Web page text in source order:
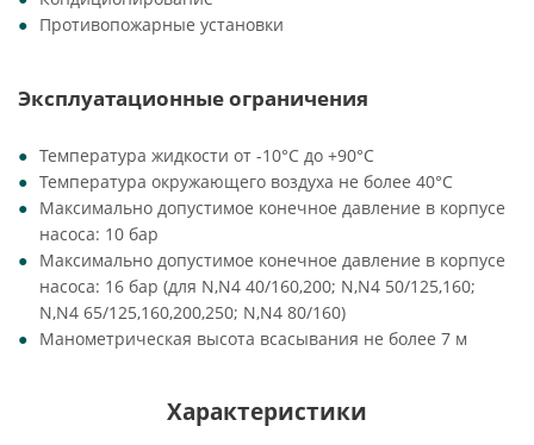
Противопожарные установки
Эксплуатационные ограничения
Температура жидкости от -10°C до +90°C
Температура окружающего воздуха не более 40°C
Максимально допустимое конечное давление в корпусе
насоса: 10 бар
Максимально допустимое конечное давление в корпусе
насоса: 16 бар (для N,N4 40/160,200; N,N4 50/125,160;
N,N4 65/125,160,200,250; N,N4 80/160)
Манометрическая высота всасывания не более 7 м
Характеристики